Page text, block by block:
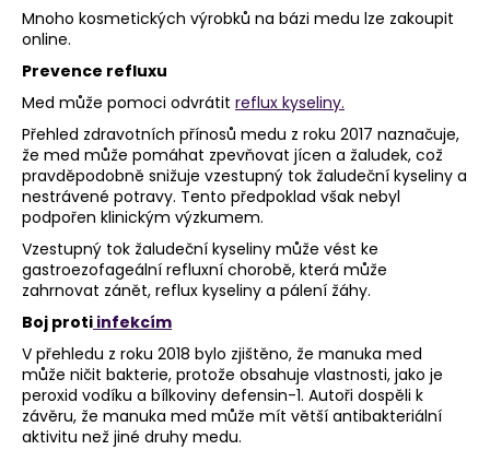
Mnoho kosmetických výrobků na bázi medu lze zakoupit
online.
Prevence refluxu
Med může pomoci odvrátit reflux kyseliny.
Přehled zdravotních přínosů medu z roku 2017 naznačuje,
že med může pomáhat zpevňovat jícen a žaludek, což
pravděpodobně snižuje vzestupný tok žaludeční kyseliny a
nestrávené potravy. Tento předpoklad však nebyl
podpořen klinickým výzkumem.
Vzestupný tok žaludeční kyseliny může vést ke
gastroezofageální refluxní chorobě, která může
zahrnovat zánět, reflux kyseliny a pálení žáhy.
Boj proti infekcím
V přehledu z roku 2018 bylo zjištěno, že manuka med
může ničit bakterie, protože obsahuje vlastnosti, jako je
peroxid vodíku a bílkoviny defensin-1. Autoři dospěli k
závěru, že manuka med může mít větší antibakteriální
aktivitu než jiné druhy medu.